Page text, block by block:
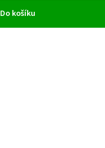
Do košíku